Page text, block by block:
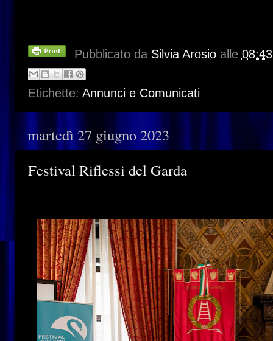
Pubblicato da Silvia Arosio alle
Etichette: Annunci e Comunicati
martedì 27 giugno 2023
Festival Riflessi del Garda